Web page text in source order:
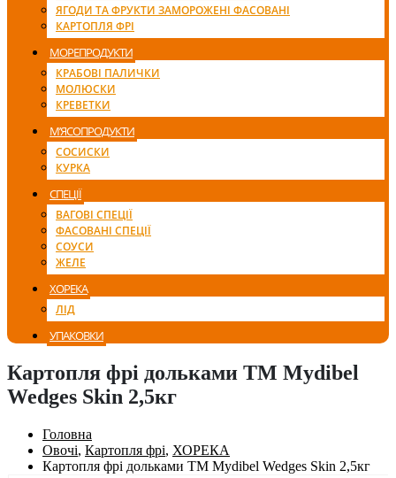
ЯГОДИ ТА ФРУКТИ ЗАМОРОЖЕНІ ФАСОВАНІ
КАРТОПЛЯ ФРІ
МОРЕПРОДУКТИ
КРАБОВІ ПАЛИЧКИ
МОЛЮСКИ
КРЕВЕТКИ
М’ЯСОПРОДУКТИ
СОСИСКИ
КУРКА
СПЕЦІЇ
ВАГОВІ СПЕЦІЇ
ФАСОВАНІ СПЕЦІЇ
СОУСИ
ЖЕЛЕ
ХОРЕКА
ЛІД
УПАКОВКИ
Картопля фрі дольками ТМ Mydibel
Wedges Skin 2,5кг
Головна
Овочі, Картопля фрі, ХОРЕКА
Картопля фрі дольками ТМ Mydibel Wedges Skin 2,5кг